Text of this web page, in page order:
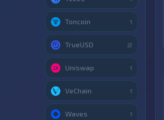
Toncoin 1
TrueUSD 2
Uniswap 1
VeChain 1
Waves 1